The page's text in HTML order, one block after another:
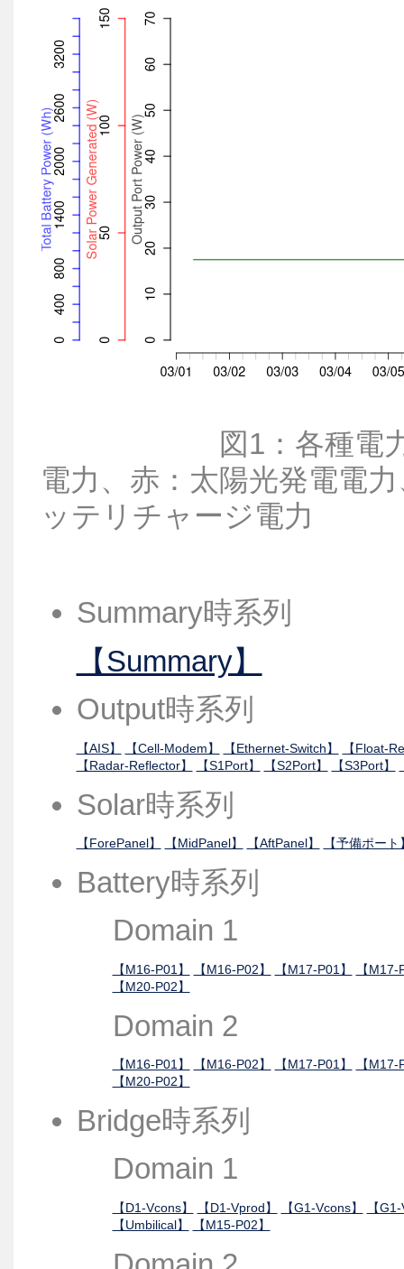
図1：各種電力情報
電力、赤：太陽光発電電
ッテリチャージ電力
Summary時系列
【Summary】
Output時系列
【AIS】 【Cell-Modem】 【Ethernet-Switch】
【Float-
【Radar-Reflector】
【S1Port】 【S2Port】 【S3Port】
Solar時系列
【ForePanel】 【MidPanel】 【AftPanel】 【予備ポート
Battery時系列
Domain 1
【M16-P01】 【M16-P02】 【M17-P01】
【M17-
【M20-P02】
Domain 2
【M16-P01】 【M16-P02】 【M17-P01】
【M17-
【M20-P02】
Bridge時系列
Domain 1
【D1-Vcons】 【D1-Vprod】 【G1-Vcons】
【
【Umbilical】
【M15-P02】